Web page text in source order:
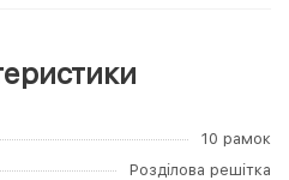
10 рамок
Розділова решітка